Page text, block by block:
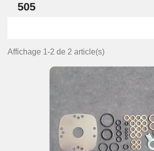
505
Affichage 1-2 de 2 article(s)